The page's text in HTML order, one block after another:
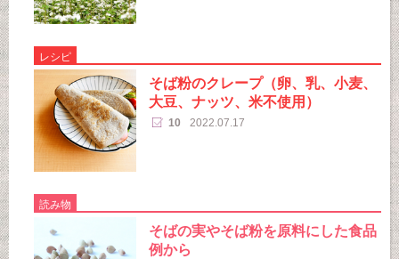
レシピ
そば粉のクレープ（卵、乳、小麦、
大豆、ナッツ、米不使用）
10 2022.07.17
読み物
そばの実やそば粉を原料にした食品
例から